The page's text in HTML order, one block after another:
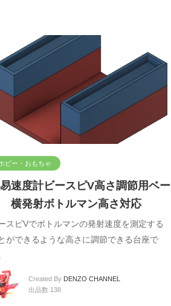
ビー・おもちゃ
速度計ビースピV高さ調節用ベー
横発射ボトルマン高さ対応
スピVでボトルマンの発射速度を測定する
ができるような高さに調節できる台座で
Created By DENZO CHANNEL
出品数 138